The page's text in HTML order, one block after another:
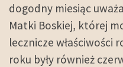
dogodny miesiąc
Matki Boskiej, której
lecznicze właściwości
roku były również